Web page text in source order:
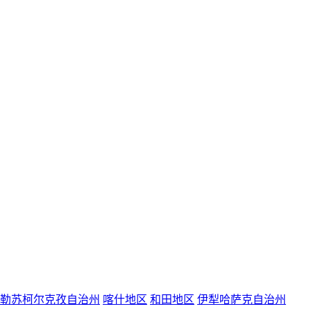
苏柯尔克孜自治州 喀什地区 和田地区 伊犁哈萨克自治州